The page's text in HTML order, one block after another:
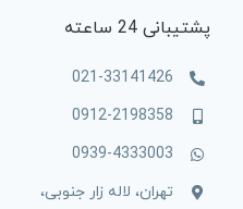
پشتیبانی 24 ساعته
021-33141426
0912-2198358
0939-4333003
تهران، لاله زار جنوبی،